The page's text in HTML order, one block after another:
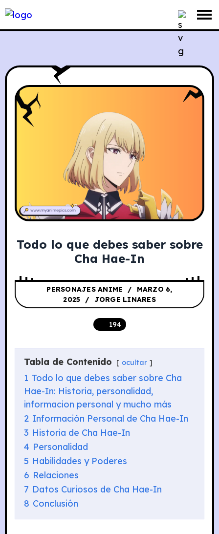
Todo lo que debes saber sobre
Cha Hae-In
PERSONAJES ANIME
MARZO 6,
2025
JORGE LINARES
194
Tabla de Contenido ocultar
1 Todo lo que debes saber sobre Cha
Hae-In: Historia, personalidad,
informacion personal y mucho más
2 Información Personal de Cha Hae-In
3 Historia de Cha Hae-In
4 Personalidad
5 Habilidades y Poderes
6 Relaciones
7 Datos Curiosos de Cha Hae-In
8 Conclusión